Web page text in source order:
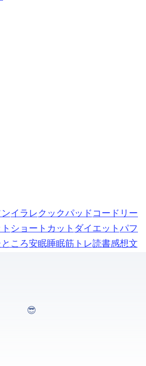
(1)イラレ (1) クックパッド (1) コードリー
ショートカット (1) ダイエット (1) パフ
ろ (1)安眠 (1)睡眠 (1)筋トレ (1)読書感想文 (1)
GOING THIS WAY...😎